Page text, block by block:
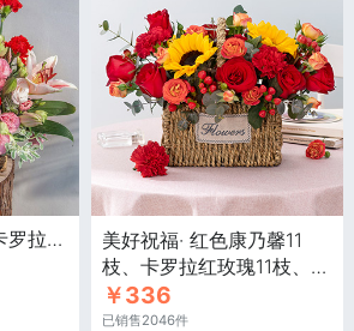
圆满·粉百合2枝、卡罗拉红玫瑰9枝、红色康乃馨15枝
美好祝福· 红色康乃馨11
枝、卡罗拉红玫瑰11枝、向
日葵3枝
￥336
已销售2046件